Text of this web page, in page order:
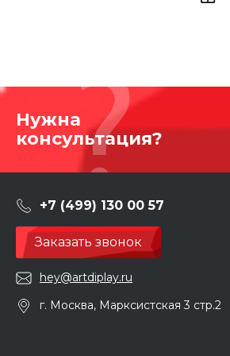
Нужна
консультация?
+7 (499) 130 00 57
Заказать звонок
hey@artdiplay.ru
г. Москва, Марксистская 3 стр.2